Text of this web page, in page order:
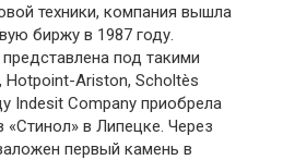
техники, компания вышла
биржу в 1987 году.
под такими
Hotpoint-Ariston, Scholtès
Indesit Company приобрела
«Стинол» в Липецке. Через
первый камень в